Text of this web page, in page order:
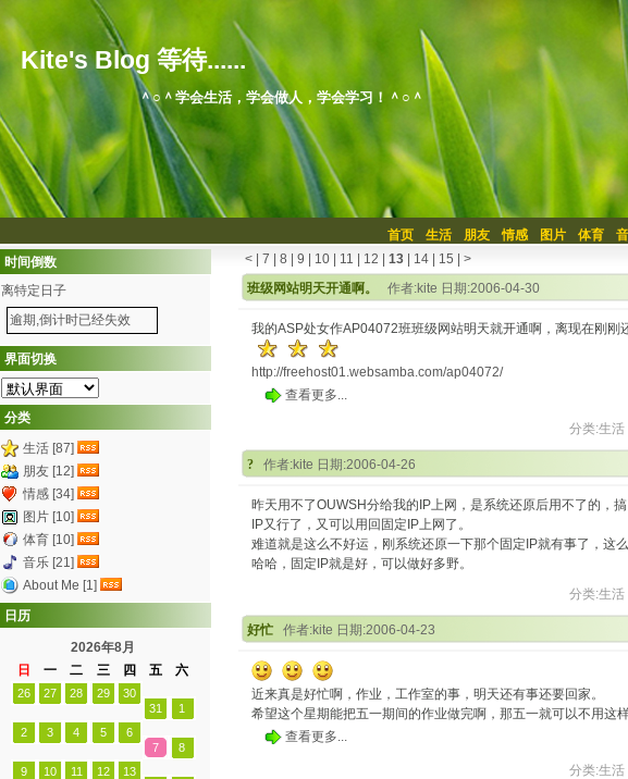
Kite's Blog 等待......
＾○＾学会生活，学会做人，学会学习！＾○＾
首页 生活 朋友 情感 图片 体育
<
7 8 9 10 11 12 13 14 15 >
班级网站明天开通啊。
作者:kite 日期:2006-04-30
我的ASP处女作AP04072班班级网站明天就开通啊，离现在刚刚
http://freehost01.websamba.com/ap04072/
查看更多...
分类:生活
? 作者:kite 日期:2006-04-26
昨天用不了OUWSH分给我的IP上网，是系统还原后用不了的，
IP又行了，又可以用回固定IP上网了。
难道就是这么不好运，刚系统还原一下那个固定IP就有事了，这么
哈哈，固定IP就是好，可以做好多野。
分类:生活
好忙 作者:kite 日期:2006-04-23
近来真是好忙啊，作业，工作室的事，明天还有事还要回家。
希望这个星期能把五一期间的作业做完啊，那五一就可以不用这样
查看更多...
分类:生活
时间倒数
离特定日子
逾期,倒计时已经失效
界面切换
分类
生活 [87]
朋友 [12]
情感 [34]
图片 [10]
体育 [10]
音乐 [21]
About Me [1]
日历
2026年8月
日
一 二 三 四 五 六
26 27 28 29
30
31
1
2
3 4 5
6
7
8
9
10 11 12
13